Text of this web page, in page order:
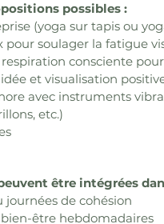
possibles :
(yoga sur tapis ou
pour soulager la fatigue
consciente
et visualisation
avec instruments
etc.)
être intégrées
journées de cohésion
être hebdomadaires